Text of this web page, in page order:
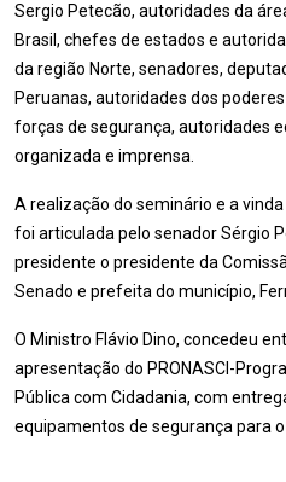
Sergio Petecão, autoridades da
Brasil, chefes de estados e
da região Norte, senadores,
Peruanas, autoridades dos
forças de segurança, autoridades
organizada e imprensa.
A realização do seminário e a
foi articulada pelo senador Sérgio
presidente o presidente da
Senado e prefeita do município,
O Ministro Flávio Dino, concedeu
apresentação do PRONASCI-
Pública com Cidadania, com
equipamentos de segurança para o